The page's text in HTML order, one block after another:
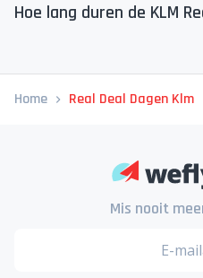
Hoe lang duren de KLM
Home Real Deal Dagen Klm
Mis nooit